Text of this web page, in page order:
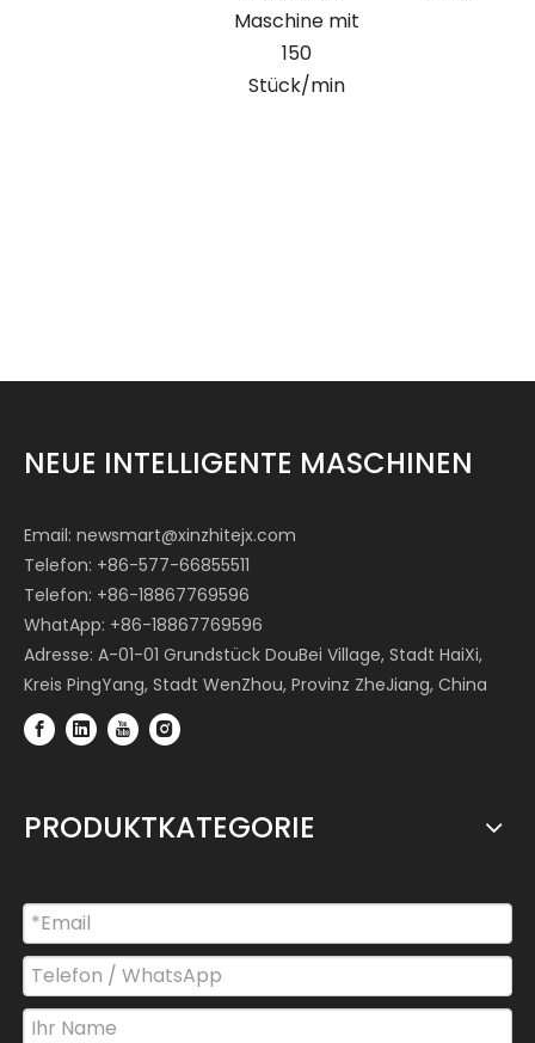
Maschine mit
150
Stück/min
NEUE INTELLIGENTE MASCHINEN
Email: newsmart@xinzhitejx.com
Telefon: +86-577-66855511
Telefon: +86-18867769596
WhatApp: +86-18867769596
Adresse: A-01-01 Grundstück DouBei Village, Stadt HaiXi,
Kreis PingYang, Stadt WenZhou, Provinz ZheJiang, China
PRODUKTKATEGORIE